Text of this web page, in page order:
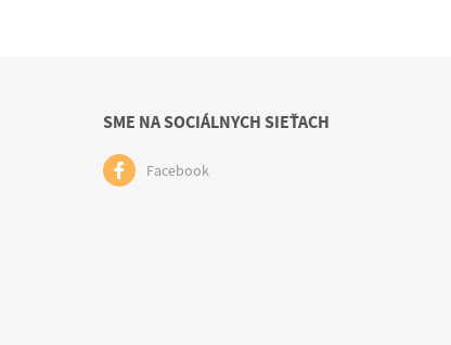
SME NA SOCIÁLNYCH SIEŤACH
Facebook